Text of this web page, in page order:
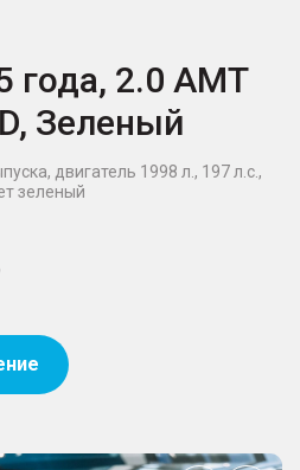
года, 2.0 AMT
Зеленый
двигатель 1998 л., 197 л.с.,
зеленый